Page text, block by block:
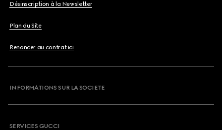
Désinscription à la Newsletter
Plan du Site
Renoncer au contrat ici
INFORMATIONS SUR LA SOCIETE
SERVICES GUCCI